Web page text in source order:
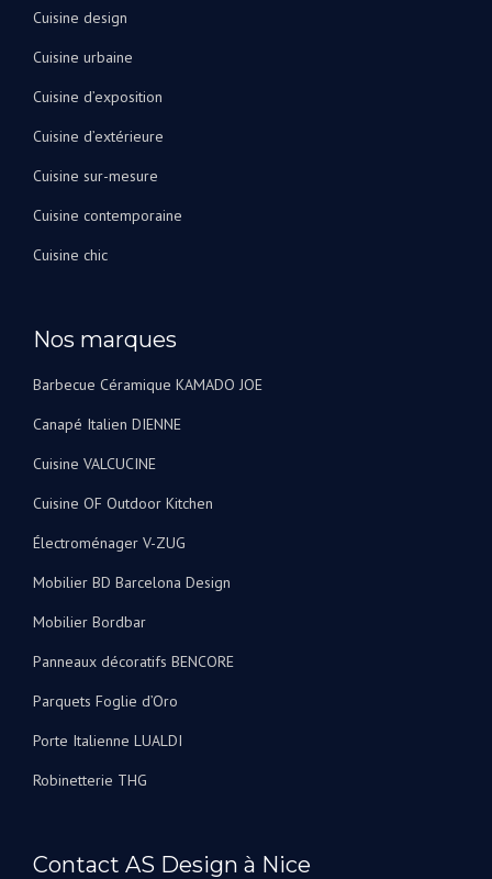
Cuisine design
Cuisine urbaine
Cuisine d’exposition
Cuisine d’extérieure
Cuisine sur-mesure
Cuisine contemporaine
Cuisine chic
Nos marques
Barbecue Céramique KAMADO JOE
Canapé Italien DIENNE
Cuisine VALCUCINE
Cuisine OF Outdoor Kitchen
Électroménager V-ZUG
Mobilier BD Barcelona Design
Mobilier Bordbar
Panneaux décoratifs BENCORE
Parquets Foglie d’Oro
Porte Italienne LUALDI
Robinetterie THG
Contact AS Design à Nice